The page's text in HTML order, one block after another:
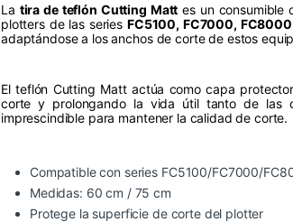
La tira de teflón Cutting Matt es un consumible
plotters de las series FC5100, FC7000,
adaptándose a los anchos de corte de estos
El teflón Cutting Matt actúa como capa
corte y prolongando la vida útil tanto de las
imprescindible para mantener la calidad de corte.
Compatible con series FC5100/FC7000/
Medidas: 60 cm / 75 cm
Protege la superficie de corte del plotter